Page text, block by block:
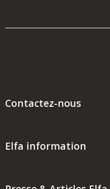
Contactez-nous
Elfa information